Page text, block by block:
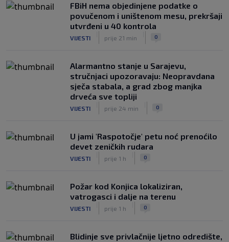
FBiH nema objedinjene podatke o
povučenom i uništenom mesu, prekršaji
utvrđeni u 40 kontrola
VIJESTI prije 21 min 0
Alarmantno stanje u Sarajevu,
stručnjaci upozoravaju: Neopravdana
sječa stabala, a grad zbog manjka
drveća sve topliji
VIJESTI prije 24 min 0
U jami 'Raspotočje' petu noć prenoćilo
devet zeničkih rudara
VIJESTI prije 1 h 0
Požar kod Konjica lokaliziran,
vatrogasci i dalje na terenu
VIJESTI prije 1 h 0
Blidinje sve privlačnije ljetno odredište,